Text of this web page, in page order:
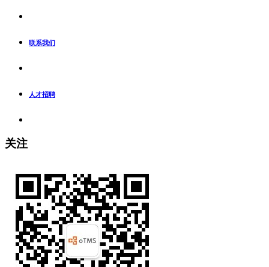
联系我们
人才招聘
关注